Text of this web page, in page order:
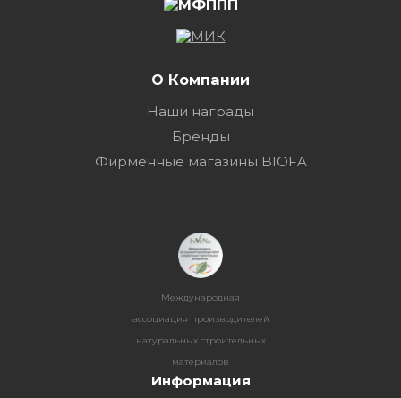
О Компании
Наши награды
Бренды
Фирменные магазины BIOFA
Международная
ассоциация производителей
натуральных строительных
материалов
Информация